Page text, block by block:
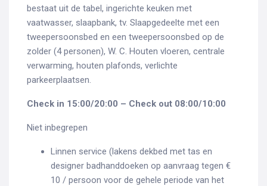
bestaat uit de tabel, ingerichte keuken met
vaatwasser, slaapbank, tv. Slaapgedeelte met een
tweepersoonsbed en een tweepersoonsbed op de
zolder (4 personen), W. C. Houten vloeren, centrale
verwarming, houten plafonds, verlichte
parkeerplaatsen.
Check in 15:00/20:00 – Check out 08:00/10:00
Niet inbegrepen
Linnen service (lakens dekbed met tas en
designer badhanddoeken op aanvraag tegen €
10 / persoon voor de gehele periode van het